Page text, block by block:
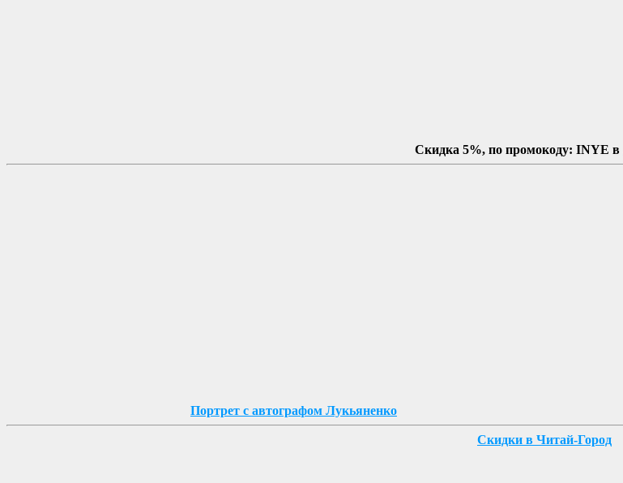
Скидка 5%, по промокоду: INYE в
Портрет с автографом Лукьяненко
Скидки в Читай-Город